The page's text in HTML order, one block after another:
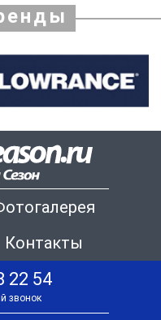
Контакты
22 54
звонок